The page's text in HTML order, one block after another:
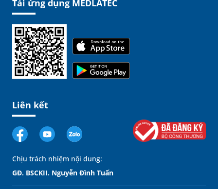
Tải ứng dụng MEDLATEC
Liên kết
Chịu trách nhiệm nội dung:
GĐ. BSCKII. Nguyễn Đình Tuấn